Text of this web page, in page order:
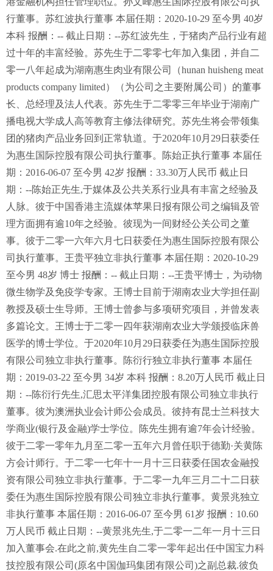
行董事。苏红波执行董事 本届任期：2020-10-29 至今男 40岁
本科 报酬：-- 截止日期：--苏红波先生，于猪肉产品行业有超
过十年的丰富经验。苏先生于二零零七年加入集团，并自二
零一八年起成为湖南惠生肉业有限公司（hunan huisheng meat
products company limited）（为公司之主要附属公司）的董事
长、总经理及法人代表。苏先生于二零零三年毕业于湖南广
播电视大学成人高等教育主修法律研究。苏先生将会带领集
团的猪肉产品业务回到正常轨道。于2020年10月29日获委任
为惠生国际控股有限公司执行董事。陈始正执行董事 本届任
期：2016-06-07 至今男 42岁 报酬：33.30万人民币 截止日
期：--陈始正先生,于媒体及公共关系行业具有丰富之经验及
人脉。彼于中国香港主流媒体苹果日报有限公司之编辑及管
理方面拥有逾10年之经验。彼现为一间财经公关公司之董
事。彼于二零一六年六月七日获委任为惠生国际控股有限公
司执行董事。王贵平独立非执行董事 本届任期：2020-10-29
至今男 48岁 博士 报酬：-- 截止日期：--王贵平博士，为动物
微生物学及免疫学专家。王博士目前于湖南农业大学担任副
教授及硕士生导师。王博士曾参与多项研究项目，并曾发表
多篇论文。王博士于二零一四年获湖南农业大学颁授临床兽
医学的博士学位。于2020年10月29日获委任为惠生国际控股
有限公司独立非执行董事。陈衍行独立非执行董事 本届任
期：2019-03-22 至今男 34岁 本科 报酬：8.20万人民币 截止日
期：--陈衍行先生,汇思太平洋集团控股有限公司独立非执行
董事。彼为澳洲执业会计师公会成员。彼持有昆士兰科技大
学商业(银行及金融)学士学位。陈先生拥有逾7年会计经验。
彼于二零一零年九月至二零一五年六月曾任职于德勤·关黄陈
方会计师行。于二零一七年十一月十三日获委任国农金融投
资有限公司独立非执行董事。于二零一九年三月二十二日获
委任为惠生国际控股有限公司独立非执行董事。黄景兆独立
非执行董事 本届任期：2016-06-07 至今男 61岁 报酬：10.60
万人民币 截止日期：--黄景兆先生,于二零一二年一月十三日
加入董事会.在此之前,黄先生自二零一零年起出任中国宝力科
技控股有限公司(原名中国伽玛集团有限公司)之副总裁.彼负